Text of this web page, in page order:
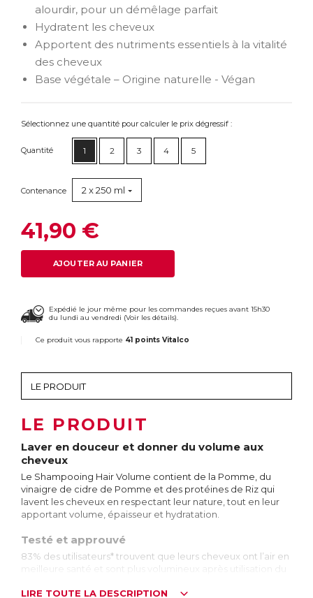
alourdir, pour un démêlage parfait
Hydratent les cheveux
Apportent des nutriments essentiels à la vitalité
des cheveux
Base végétale – Origine naturelle - Végan
Sélectionnez une quantité pour calculer le prix dégressif :
Quantité 1 2 3 4 5
Contenance 2 x 250 ml
41,90 €
AJOUTER AU PANIER
Expédié le jour même pour les commandes reçues avant 15h30
du lundi au vendredi (Voir les détails).
Ce produit vous rapporte 41 points Vitalco
LE PRODUIT
Laver en douceur et donner du volume aux
cheveux
Le Shampooing Hair Volume contient de la Pomme, du
vinaigre de cidre de Pomme et des protéines de Riz qui
lavent les cheveux en respectant leur nature, tout en leur
apportant volume, épaisseur et hydratation.
Testé et approuvé
83% des utilisateurs* trouvent que leurs cheveux ont l’air en
meilleure santé et sont plus volumineux après utilisation du
*Test réalisé sur 56 utilisateurs
LIRE TOUTE LA DESCRIPTION